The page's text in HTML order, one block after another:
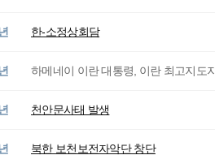
한-소정상회담
하메네이 이란 대통령, 이란 최고지도
천안문사태 발생
북한 보천보전자악단 창단